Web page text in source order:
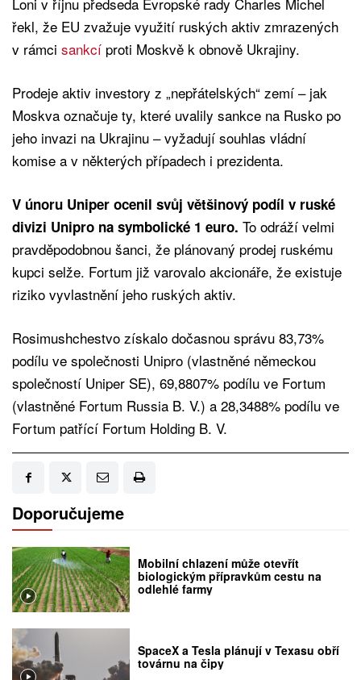
řekl, že EU zvažuje využití ruských aktiv zmrazených
v rámci sankcí proti Moskvě k obnově Ukrajiny.
Prodeje aktiv investory z „nepřátelských“ zemí – jak
Moskva označuje ty, které uvalily sankce na Rusko po
jeho invazi na Ukrajinu – vyžadují souhlas vládní
komise a v některých případech i prezidenta.
V únoru Uniper ocenil svůj většinový podíl v ruské
divizi Unipro na symbolické 1 euro. To odráží velmi
pravděpodobnou šanci, že plánovaný prodej ruskému
kupci selže. Fortum již varovalo akcionáře, že existuje
riziko vyvlastnění jeho ruských aktiv.
Rosimushchestvo získalo dočasnou správu 83,73%
podílu ve společnosti Unipro (vlastněné německou
společností Uniper SE), 69,8807% podílu ve Fortum
(vlastněné Fortum Russia B. V.) a 28,3488% podílu ve
Fortum patřící Fortum Holding B. V.
Doporučujeme
Mobilní chlazení může otevřít
biologickým přípravkům cestu na
odlehlé farmy
SpaceX a Tesla plánují v Texasu obří
továrnu na čipy